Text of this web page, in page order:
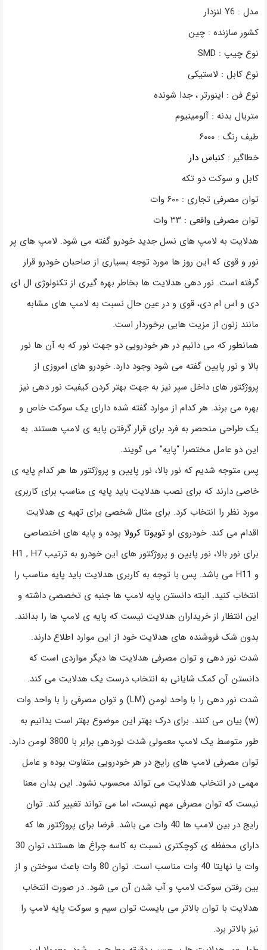
مدل : Y6 لنزدار
کشور سازنده : چین
نوع چیپ : SMD
نوع کابل : لاستیکی
نوع فن : اینورتر ، جدا شونده
متریال بدنه : آلومینیوم
طیف رنگ : ۶۰۰۰
خطاگیر :کنباس دار
کابل و سوکت دو تکه
توان مصرفی تجاری : ۶۰۰ وات
توان مصرفی واقعی : ۳۳ وات
هدلایت به لامپ های نسل جدید خودرو گفته می شود. لامپ های پر
نور و قوی که این روز ها مورد توجه بسیاری از صاحبان خودرو قرار
گرفته است. نور دهی هدلایت ها بخاطر بهره گیری از تکنولوژی ال ای
دی و اس ام دی، قوی و در عین حال نسبت به لامپ های مشابه
مانند زنون از مزیت هایی برخوردار است.
همانطور که می دانیم در هر خودرویی دو جهت نور که به آن ها نور
بالا و نور پایین گفته می شود وجود دارد. خودرو های امروزی از
پروژکتور های داخل سپر نیز به جهت بهتر کردن کیفیت نور دهی نیز
بهره می برند. هر کدام از موارد گفته شده دارای یک سوکت خاص و
یک طراحی منحصر به فرد برای قرار گرفتن پایه ی لامپ هستند. به
این دو عامل مختصرا “پایه” می گویند.
پس متوجه شدیم که نور بالا، نور پایین و پروژکتور ها هر کدام پایه ی
خاصی دارند که برای نصب هدلایت باید پایه ی مناسب برای کاربری
مورد نظر را انتخاب کرد. برای مثال شخصی برای تهیه ی هدلایت
اقدام می کند. خودروی اوتویوتا کرولا بوده و پایه های اختصاصی
برای نور بالا، نور پایین و پروژکتور های این خودرو به ترتیب H1 , H7
و H11 می باشد. پس با توجه به کاربری هدلایت باید پایه مناسب را
انتخاب کنید. البته دانستن پایه لامپ ها جنبه ی تخصصی داشته و
این انتظار از خریداران هدلایت نیست که پایه ی لامپ ها را بدانند.
بدون شک فروشنده های هدلایت خود از این موارد اطلاع دارند.
شدت نور دهی و توان مصرفی هدلایت ها دیگر مواردی است که
دانستن آن کمک شایانی به انتخاب درست یک هدلایت می کند.
شدت نور دهی را با واحد لومن (LM) و توان مصرفی را با واحد وات
(w) بیان می کنند. برای درک بهتر این موضوع بهتر است بدانیم به
طور متوسط یک لامپ معمولی شدت نوردهی برابر با 3800 لومن دارد.
توان مصرفی لامپ های رایج در هر خودرویی متفاوت بوده و عامل
مهمی در انتخاب هدلایت می تواند محسوب نشود. این بدان معنا
نیست که توان مصرفی مهم نیست، اما می تواند تغییر کند. توان
رایج در بین لامپ ها 40 وات می باشد. فرضا برای پروژکتور ها که
دارای محفظه ی کوچکتری نسبت به کاسه چراغ ها هستند، توان 30
وات یا نهایتا 40 وات مناسب است. توان 80 وات باعث سوختن و از
بین رفتن سوکت لامپ و آب شدن آن می شود. در صورت انتخاب
هدلایت با توان بالاتر می بایست توان سیم و سوکت پایه لامپ را
نیز بالاتر برد.